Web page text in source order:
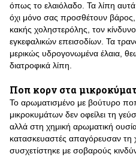
όπως το ελαιόλαδο. Τα λίπη αυτά
όχι μόνο σας προσθέτουν
κακής χοληστερόλης, τον
εγκεφαλικών επεισοδίων. Τα
μερικώς υδρογονωμένα έλαια,
διατροφικά λίπη.
Ποπ κορν στα
Το αρωματισμένο με βούτυρο
μικροκυμάτων δεν οφείλει τη
αλλά στη χημική αρωματική
κατασκευαστές απαγόρευσαν
συσχετίστηκε με σοβαρούς